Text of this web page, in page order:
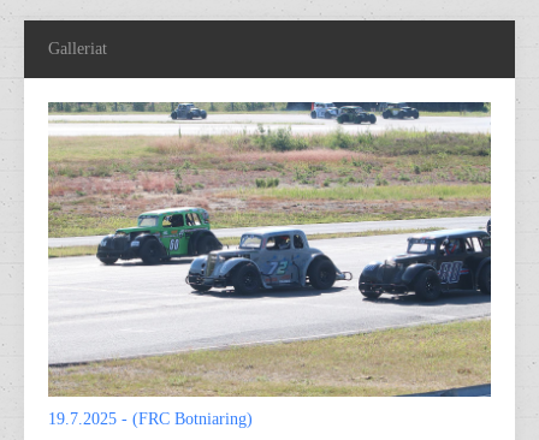
Galleriat
19.7.2025 - (FRC Botniaring)